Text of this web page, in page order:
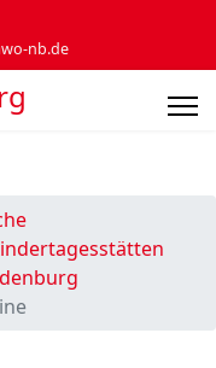
nb.de